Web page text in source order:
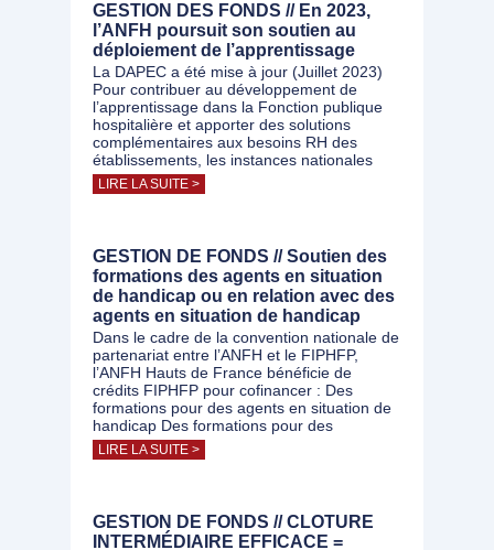
GESTION DES FONDS // En 2023,
l’ANFH poursuit son soutien au
déploiement de l’apprentissage
La DAPEC a été mise à jour (Juillet 2023)
Pour contribuer au développement de
l’apprentissage dans la Fonction publique
hospitalière et apporter des solutions
complémentaires aux besoins RH des
établissements, les instances nationales
LIRE LA SUITE >
GESTION DE FONDS // Soutien des
formations des agents en situation
de handicap ou en relation avec des
agents en situation de handicap
Dans le cadre de la convention nationale de
partenariat entre l’ANFH et le FIPHFP,
l’ANFH Hauts de France bénéficie de
crédits FIPHFP pour cofinancer : Des
formations pour des agents en situation de
handicap Des formations pour des
LIRE LA SUITE >
GESTION DE FONDS // CLOTURE
INTERMÉDIAIRE EFFICACE =